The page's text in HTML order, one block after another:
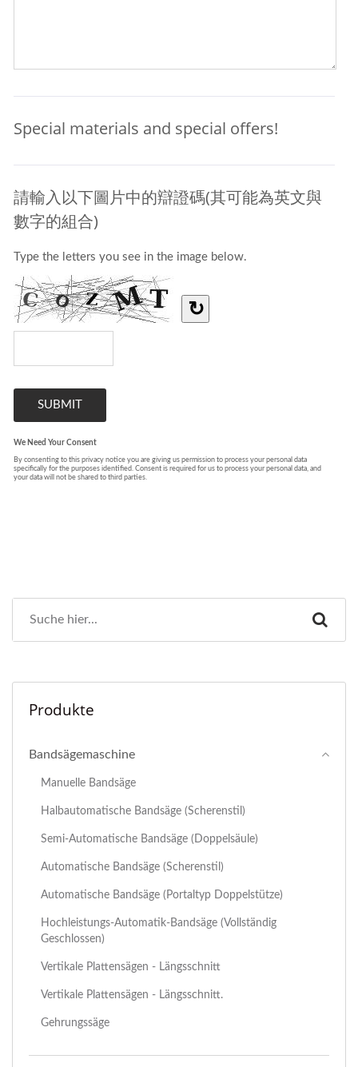
Produkte
Bandsägemaschine
Manuelle Bandsäge
Halbautomatische Bandsäge (Scherenstil)
Semi-Automatische Bandsäge (Doppelsäule)
Automatische Bandsäge (Scherenstil)
Automatische Bandsäge (Portaltyp Doppelstütze)
Hochleistungs-Automatik-Bandsäge (Vollständig
Geschlossen)
Vertikale Plattensägen - Längsschnitt
Vertikale Plattensägen - Längsschnitt.
Gehrungssäge